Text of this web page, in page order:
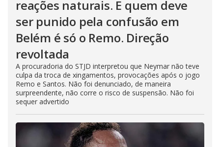
reações naturais. E quem deve
ser punido pela confusão em
Belém é só o Remo. Direção
revoltada
A procuradoria do STJD interpretou que Neymar não teve
culpa da troca de xingamentos, provocações após o jogo
Remo e Santos. Não foi denunciado, de maneira
surpreendente, não corre o risco de suspensão. Não foi
sequer advertido